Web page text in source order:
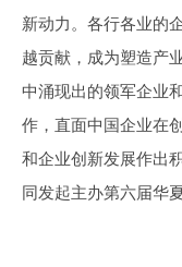
新动力。各行各业的
越贡献，成为塑造产
中涌现出的领军企业
作，直面中国企业在
和企业创新发展作出
同发起主办第六届华